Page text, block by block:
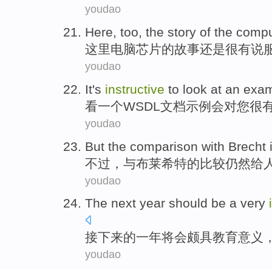
youdao
Here, too, the story of the
这里电脑芯片的故事还是很有说
youdao
It's instructive to look at an
看一个WSDL文档示例 会对您很
youdao
But the comparison with Brecht
不过 ， 与布莱希特的比较仍然给
youdao
The next year should be a very
接下来的一年将会颇具教育意义
youdao